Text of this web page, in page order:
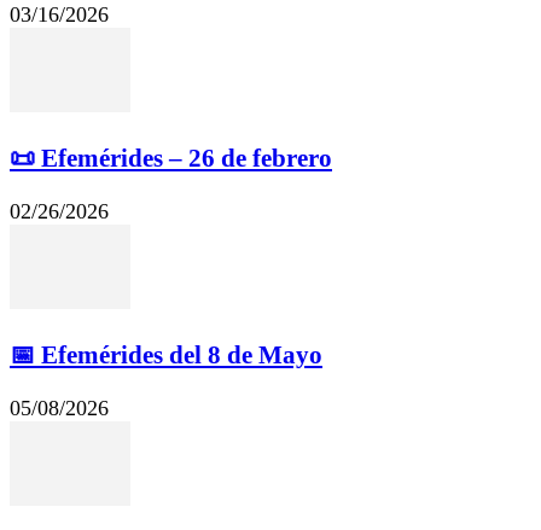
03/16/2026
📜 Efemérides – 26 de febrero
02/26/2026
📅 Efemérides del 8 de Mayo
05/08/2026